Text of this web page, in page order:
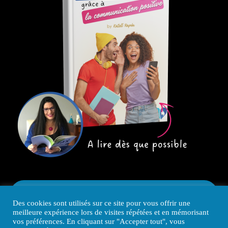
Des cookies sont utilisés sur ce site pour vous offrir une
meilleure expérience lors de visites répétées et en mémorisant
vos préférences. En cliquant sur "Accepter tout", vous